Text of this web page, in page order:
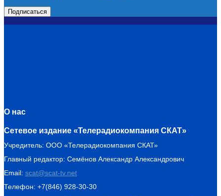
О нас
Сетевое издание «Телерадиокомпания СКАТ»
Учредитель: ООО «Телерадиокомпания СКАТ»
Главный редактор: Семёнов Александр Александрович
Email: scat@scat-tv.net
Телефон: +7(846) 928-30-30